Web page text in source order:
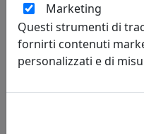
Marketing
Questi strumenti di
fornirti contenuti
personalizzati e di